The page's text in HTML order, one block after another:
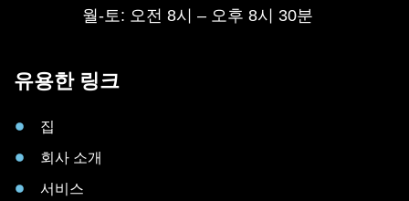
월-토: 오전 8시 – 오후 8시 30분
유용한 링크
집
회사 소개
서비스